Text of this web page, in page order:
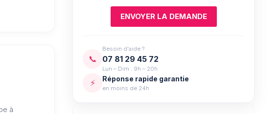
à
📞
Besoin d'aide ?
07 81 29 45 72
Lun – Dim : 9h – 20h
⚡ Réponse rapide garantie
en moins de 24h